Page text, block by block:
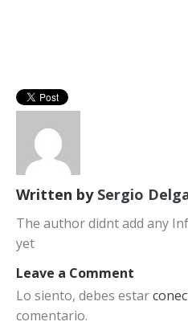
Written by Sergio
The author didnt add any
yet
Leave a Comment
Lo siento, debes estar
comentario.